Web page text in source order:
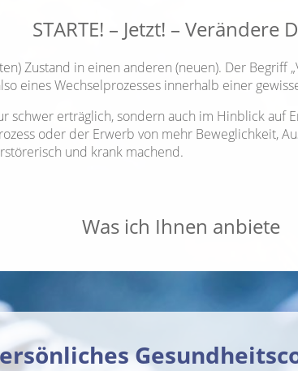
STARTE! – Jetzt! – Verändere
Zustand in einen anderen (neuen). Der
eines Wechselprozesses innerhalb einer
schwer erträglich, sondern auch im Hinblick auf
oder der Erwerb von mehr Beweglichkeit,
und krank machend.
Was ich Ihnen anbiete